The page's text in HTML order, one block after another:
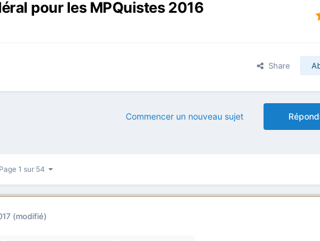
pour les MPQuistes 2016
Share
Commencer un nouveau sujet
Page 1 sur 54
(modifié)